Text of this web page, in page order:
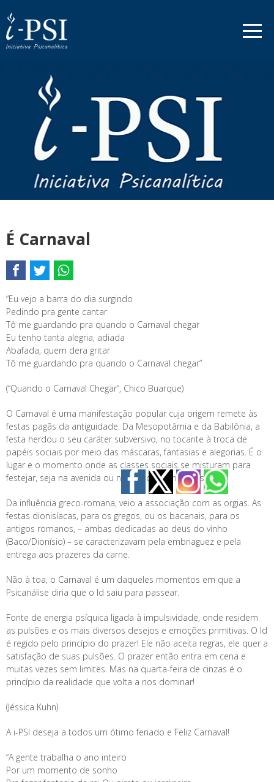
É Carnaval
“Eu vejo a barra do dia surgindo
Pedindo pra gente cantar
Tô me guardando pra quando o Carnaval chegar
Eu tenho tanta alegria, adiada
Abafada, quem dera gritar
Tô me guardando pra quando o Carnaval chegar”
(“Quando o Carnaval Chegar”, Chico Buarque)
O Carnaval é uma manifestação popular cuja origem remete às
festas pagãs da antiguidade. Da Mesopotâmia e da Babilônia, a
festa herdou o seu caráter subversivo, no tocante à troca de
papéis sociais por meio das máscaras, fantasias e alegorias. É o
lugar e o momento onde as classes sociais se misturam para
festejar, seja na avenida ou nos blocos carnavalescos.
Da influência greco-romana, veio a associação com as orgias. As
festas dionisíacas, para os gregos, ou os bacanais, para os
antigos romanos, – ambas dedicadas ao deus do vinho
(Baco/Dionísio) – se caracterizavam pela embriaguez e pela
entrega aos prazeres da carne.
Não à toa, o Carnaval é um daqueles momentos em que a
Psicanálise diria que o Id saiu para passear.
Fonte de energia psíquica ligada à impulsividade, onde residem
as pulsões e os mais diversos desejos e emoções primitivas. O Id
é regido pelo princípio do prazer! Ele não aceita regras, ele quer a
satisfação de suas pulsões. O prazer então entra em cena e
muitas vezes sem limites. Mas na quarta-feira de cinzas é o
princípio da realidade que volta a nos dominar!
(Jéssica Kuhn)
A i-PSI deseja a todos um ótimo feriado e Feliz Carnaval!
“A gente trabalha o ano inteiro
Por um momento de sonho